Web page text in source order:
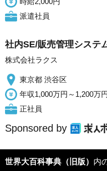
派遣社員
社内SE/販売管理システ
株式会社ラクス
東京都 渋谷区
年収1,000万円～1,200万
正社員
Sponsored by
世界大百科事典（旧版） 内